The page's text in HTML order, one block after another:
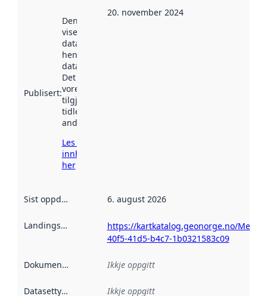
Publisert:
Denne datoen
viser når
datasettet vart
henta inn av
data.norge.no.
Det kan ha
vore
tilgjengeleg
tidlegare
andre stader.
Les meir om
innhenting
her
20. november 2024
Sist oppdatert 6. august 2026
Landingsside
https://kartkatalog.geonorge.no/
40f5-41d5-b4c7-1b0321583c09
Dokumentasjon Ikkje oppgitt
Datasettype Ikkje oppgitt